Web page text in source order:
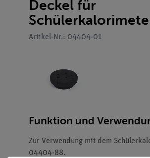
Deckel für
Artikel-Nr.: 04404-01
Funktion und
Zur Verwendung mit dem
04404-88.